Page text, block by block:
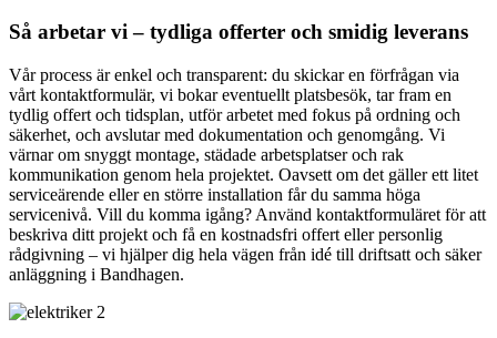
Så arbetar vi – tydliga offerter och smidig leverans
Vår process är enkel och transparent: du skickar en förfrågan via
vårt kontaktformulär, vi bokar eventuellt platsbesök, tar fram en
tydlig offert och tidsplan, utför arbetet med fokus på ordning och
säkerhet, och avslutar med dokumentation och genomgång. Vi
värnar om snyggt montage, städade arbetsplatser och rak
kommunikation genom hela projektet. Oavsett om det gäller ett litet
serviceärende eller en större installation får du samma höga
servicenivå. Vill du komma igång? Använd kontaktformuläret för att
beskriva ditt projekt och få en kostnadsfri offert eller personlig
rådgivning – vi hjälper dig hela vägen från idé till driftsatt och säker
anläggning i Bandhagen.